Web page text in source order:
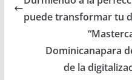
puede transformar tu
Dominicanapara
de la